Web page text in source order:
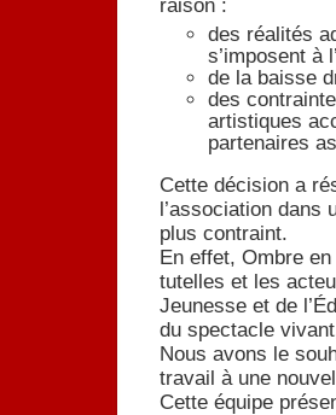
raison :
des réalités
s’imposent à
de la baisse
des
artistiques
partenaires
Cette décision a
l’association dans
plus contraint.
En effet, Ombre
tutelles et les
Jeunesse et de
du spectacle
Nous avons le
travail à une
Cette équipe